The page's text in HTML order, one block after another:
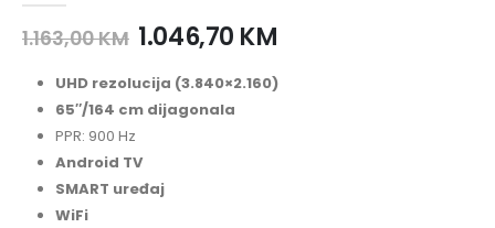
1.163,00KM 1.046,70 KM
UHD rezolucija (3.840×2.160)
65″/164 cm dijagonala
PPR: 900 Hz
Android TV
SMART uređaj
WiFi